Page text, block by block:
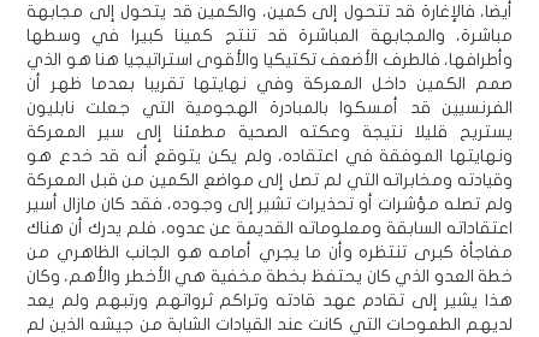
أيضا، فالإغارة قد تتحول إلى كمين، والكمين قد يتحول إلى مجابهة
مباشرة، والمجابهة المباشرة قد تنتج كمينا كبيرا في وسطها
وأطرافها، فالطرف الأضعف تكتيكيا والأقوى استراتيجيا هنا هو الذي
صمم الكمين داخل المعركة وفي نهايتها تقريبا بعدما ظهر أن
الفرنسيين قد أمسكوا بالمبادرة الهجومية التي جعلت نابليون
يستريح قليلا نتيجة وعكته الصحية مطمئنا إلى سير المعركة
ونهايتها الموفقة في اعتقاده، ولم يكن يتوقع أنه قد خدع هو
وقيادته ومخابراته التي لم تصل إلى مواضع الكمين من قبل المعركة
ولم تصله مؤشرات أو تحذيرات تشير إلى وجوده، فقد كان مازال أسير
اعتقاداته السابقة ومعلوماته القديمة عن عدوه، فلم يدرك أن هناك
مفاجأة كبرى تنتظره وأن ما يجري أمامه هو الجانب الظاهري من
خطة العدو الذي كان يحتفظ بخطة مخفية هي الأخطر والأهم، وكان
هذا يشير إلى تقادم عهد قادته وتراكم ثرواتهم ورتبهم ولم يعد
لديهم الطموحات التي كانت عند القيادات الشابة من جيشه الذين لم